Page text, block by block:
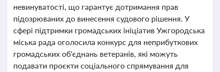
невинуватості, що гарантує дотримання прав
підозрюваних до винесення судового рішення. У
сфері підтримки громадських ініціатив Ужгородська
міська рада оголосила конкурс для неприбуткових
громадських об'єднань ветеранів, які можуть
подавати проєкти соціального спрямування для